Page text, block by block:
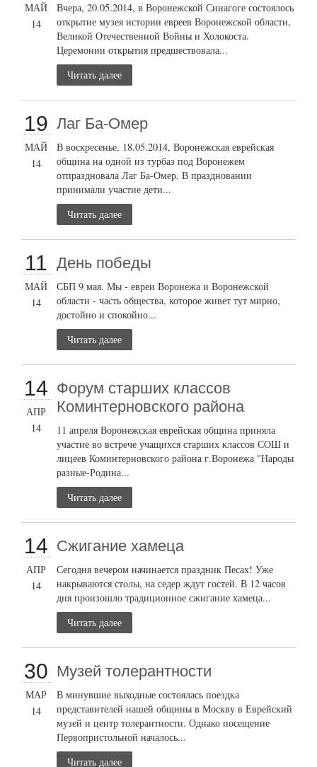
МАЙ
14
Вчера, 20.05.2014, в Воронежской Синагоге состоялось
открытие музея истории евреев Воронежской области,
Великой Отечественной Войны и Холокоста.
Церемонии открытия предшествовала...
Читать далее
19
МАЙ
14
Лаг Ба-Омер
В воскресенье, 18.05.2014, Воронежская еврейская
община на одной из турбаз под Воронежем
отпраздновала Лаг Ба-Омер. В праздновании
принимали участие дети...
Читать далее
11
МАЙ
14
День победы
СБП 9 мая. Мы - евреи Воронежа и Воронежской
области - часть общества, которое живет тут мирно,
достойно и спокойно...
Читать далее
14
АПР
14
Форум старших классов
Коминтерновского района
11 апреля Воронежская еврейская община приняла
участие во встрече учащихся старших классов СОШ и
лицеев Коминтерновского района г.Воронежа "Народы
разные-Родина...
Читать далее
14
АПР
14
Сжигание хамеца
Сегодня вечером начинается праздник Песах! Уже
накрываются столы, на седер ждут гостей. В 12 часов
дня произошло традиционное сжигание хамеца...
Читать далее
30
МАР
14
Музей толерантности
В минувшие выходные состоялась поездка
представителей нашей общины в Москву в Еврейский
музей и центр толерантности. Однако посещение
Первопристольной началось...
Читать далее